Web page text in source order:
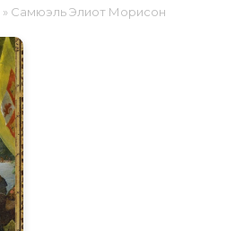
» Самюэль Элиот Морисон